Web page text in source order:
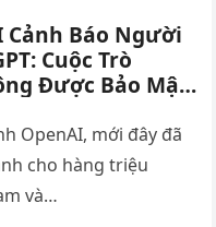
Cảnh Báo Người
Cuộc Trò
Được Bảo Mật
Phiên Tòa
OpenAI, mới đây đã
cho hàng triệu
và…